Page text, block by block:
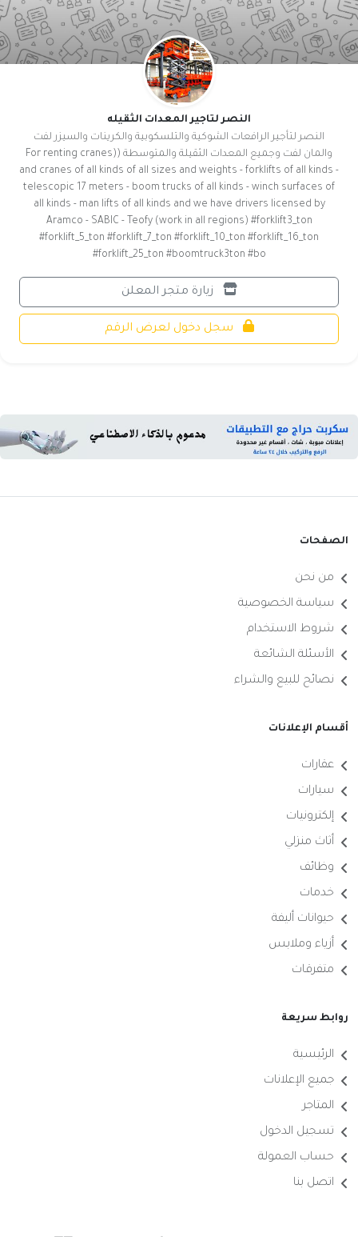
النصر لتاجير المعدات الثقيله
النصر لتأجير الرافعات الشوكية والتلسكوبية والكرينات والسيزر لفت
والمان لفت وجميع المعدات الثقيلة والمتوسطة ((For renting cranes
and cranes of all kinds of all sizes and weights - forklifts of all kinds -
telescopic 17 meters - boom trucks of all kinds - winch surfaces of
all kinds - man lifts of all kinds and we have drivers licensed by
Aramco - SABIC - Teofy (work in all regions) #forklift3_ton
#forklift_5_ton #forklift_7_ton #forklift_10_ton #forklift_16_ton
#forklift_25_ton #boomtruck3ton #bo
زيارة متجر المعلن
سجل دخول لعرض الرقم
الصفحات
من نحن
سياسة الخصوصية
شروط الاستخدام
الأسئلة الشائعة
نصائح للبيع والشراء
أقسام الإعلانات
عقارات
سيارات
إلكترونيات
أثاث منزلي
وظائف
خدمات
حيوانات أليفة
أزياء وملابس
متفرقات
روابط سريعة
الرئيسية
جميع الإعلانات
المتاجر
تسجيل الدخول
حساب العمولة
اتصل بنا